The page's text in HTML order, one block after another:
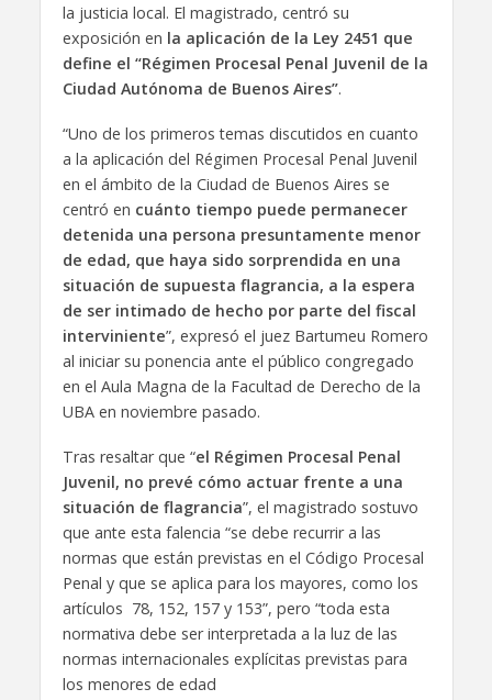
la justicia local. El magistrado, centró su
exposición en la aplicación de la Ley 2451 que
define el “Régimen Procesal Penal Juvenil de la
Ciudad Autónoma de Buenos Aires”.
“Uno de los primeros temas discutidos en cuanto
a la aplicación del Régimen Procesal Penal Juvenil
en el ámbito de la Ciudad de Buenos Aires se
centró en cuánto tiempo puede permanecer
detenida una persona presuntamente menor
de edad, que haya sido sorprendida en una
situación de supuesta flagrancia, a la espera
de ser intimado de hecho por parte del fiscal
interviniente”, expresó el juez Bartumeu Romero
al iniciar su ponencia ante el público congregado
en el Aula Magna de la Facultad de Derecho de la
UBA en noviembre pasado.
Tras resaltar que “el Régimen Procesal Penal
Juvenil, no prevé cómo actuar frente a una
situación de flagrancia”, el magistrado sostuvo
que ante esta falencia “se debe recurrir a las
normas que están previstas en el Código Procesal
Penal y que se aplica para los mayores, como los
artículos 78, 152, 157 y 153”, pero “toda esta
normativa debe ser interpretada a la luz de las
normas internacionales explícitas previstas para
los menores de edad